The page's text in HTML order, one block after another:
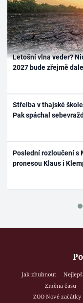
Letošní vlna veder?
2027 bude zřejmě
Střelba v thajské
Pak spáchal
Poslední rozloučení s
pronesou Klaus i
Jak zhubnout
Změna času
ZOO Nové začátky